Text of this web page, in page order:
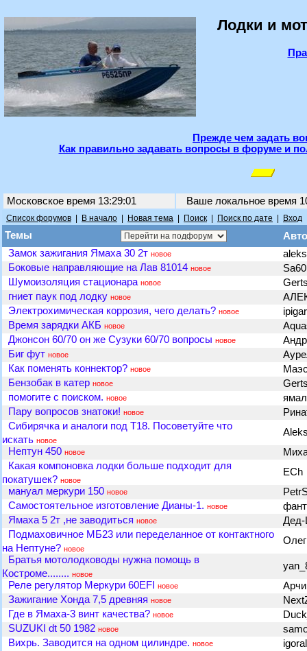
Лодки и
Прежде чем задать
Как правильно задавать вопросы в форуме и
Московское время 13:29:01 Ваше локальное время
Список форумов В начало Новая тема Поиск Поиск по дате Вход
Темы
Замок зажигания Ямаха 30 2т новое
Боковые направляющие на Лав 81014 новое
Шумоизоляция стационара новое
гниет паук под лодку новое
Электрохимическая коррозия, чего делать? новое
Время зарядки АКБ новое
Джонсон 60/70 он же Сузуки 60/70 вопросы новое
Биг фут новое
Как поменять коннектор? новое
Бензобак в катер новое
помогите с поиском. новое
Пару вопросов знатоки! новое
Сибирячка и аналоги под Т18. Посоветуйте что
искать новое
Нептун 450 новое
Какая компоновка лодки больше подходит для
покатушек? новое
ECh
мануал меркури 150 новое
Самостоятельное изготовление Дианы-1. новое
Ямаха 5 2т ,не заводиться новое
Подмаховичное МБ23 или переделанное от контактного
на Нептуне? новое
Братья мотолодководы нужна помощь в
Костроме........ новое
Реле регулятор Меркури 60EFI
новое
Зажигание Хонда 7,5 древняя новое
Где в Ямаха-3 винт качества? новое
SUZUKI dt 50 1982 новое
Вихрь. Заводится на одном цилиндре. новое